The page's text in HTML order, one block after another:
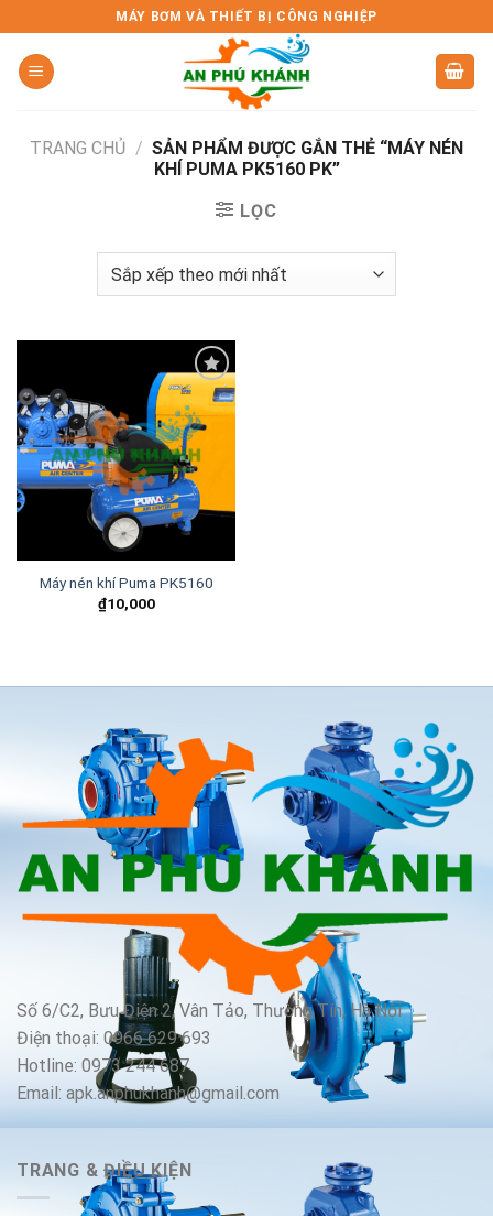
to
content
MÁY BƠM VÀ THIẾT BỊ CÔNG NGHIỆP
TRANG CHỦ / SẢN PHẨM ĐƯỢC GẮN THẺ “MÁY NÉN
KHÍ PUMA PK5160 PK”
LỌC
Add to
wishlist
Máy nén khí Puma PK5160
₫10,000
Số 6/C2, Bưu Điện 2, Vân Tảo, Thường Tín, Hà Nội
Điện thoại: 0966 629 693
Hotline: 0973 244 687
Email: apk.anphukhanh@gmail.com
TRANG & ĐIỀU KIỆN